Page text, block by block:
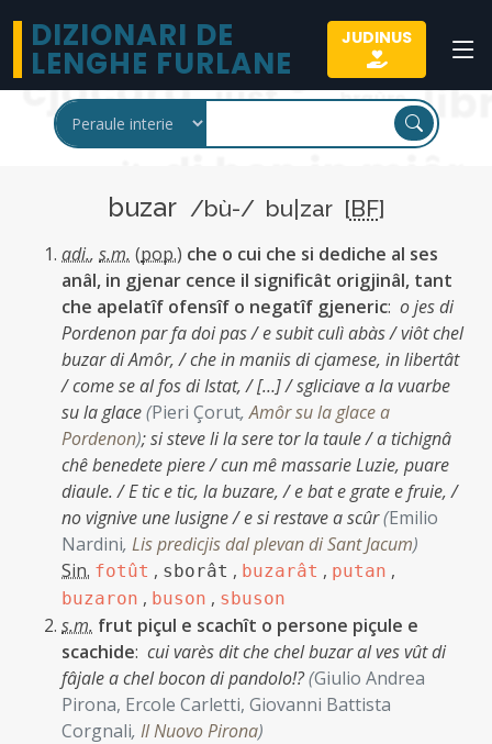
DIZIONARI DE
LENGHE FURLANE
JUDINUS
buzar /bù-/ bu|zar [BF]
adi., s.m. (pop.) che o cui che si dediche al ses
anâl, in gjenar cence il significât origjinâl, tant
che apelatîf ofensîf o negatîf gjeneric: o jes di
Pordenon par fa doi pas / e subit culì abàs / viôt chel
buzar di Amôr, / che in maniis di cjamese, in libertât
/ come se al fos di Istat, / […] / sgliciave a la vuarbe
su la glace(Pieri Çorut,Amôr su la glace a
Pordenon);si steve li la sere tor la taule / a tichignâ
chê benedete piere / cun mê massarie Luzie, puare
diaule. / E tic e tic, la buzare, / e bat e grate e fruie, /
no vignive une lusigne / e si restave a scûr(Emilio
Nardini, Lis predicjis dal plevan di Sant Jacum)
Sin. fotût , sborât , buzarât , putan ,
buzaron , buson , sbuson
s.m. frut piçul e scachît o persone piçule e
scachide: cui varès dit che chel buzar al ves vût di
fâjale a chel bocon di pandolo!?(Giulio Andrea
Pirona, Ercole Carletti, Giovanni Battista
Corgnali, Il Nuovo Pirona)